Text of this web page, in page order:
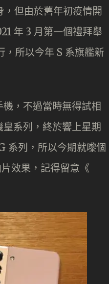
但由於舊年初疫情開
年 3 月第一個禮拜舉
，所以今年 S 系旗艦新
，不過當時無得試相
系列，終於響上星期
系列，所以今期就嚟個
效果，記得留意《